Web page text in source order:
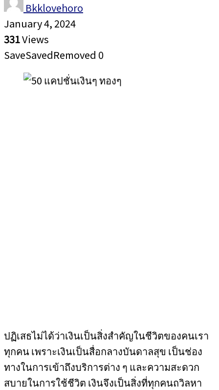
Bkklovehoro
January 4, 2024
331Views
SaveSavedRemoved 0
ปฏิเสธไม่ได้ว่าเงินเป็นสิ่งสำคัญในชีวิตของคนเรา
ทุกคน เพราะเงินเป็นสื่อกลางบันดาลสุข เป็นช่อง
ทางในการเข้าถึงบริการต่าง ๆ และความสะดวก
สบายในการใช้ชีวิต เงินจึงเป็นสิ่งที่ทุกคนถวิลหา